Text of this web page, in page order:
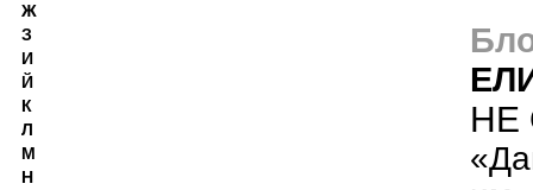
НЕ
Ж
З
И
Й
К
Л
М
Н